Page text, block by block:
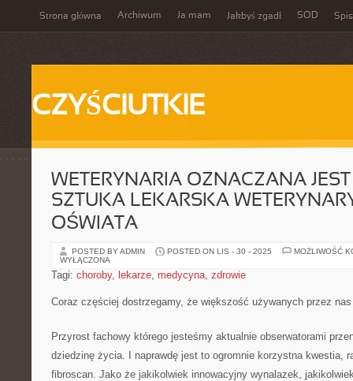
Strona główna Archiwum Ja mam Jakbyś zgadł SOD
CZYŚCIUTKIE
WETERYNARIA OZNACZANA
SZTUKA LEKARSKA
OŚWIATA
POSTED BY ADMIN POSTED ON LIS - 30 - 2025
MOŻLIWOŚĆ
WYŁĄCZONA
Tagi: choroby, lekarze, medycyna, zdrowie
Coraz częściej dostrzegamy, że większość używanych przez nas
Przyrost fachowy którego jesteśmy aktualnie obserwatorami
dziedzinę życia. I naprawdę jest to ogromnie korzystna kwestia,
fibroscan. Jako że jakikolwiek innowacyjny wynalazek,